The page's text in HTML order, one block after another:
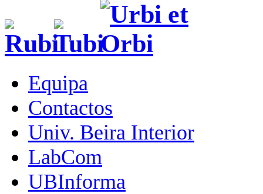
Equipa
Contactos
Univ. Beira Interior
LabCom
UBInforma